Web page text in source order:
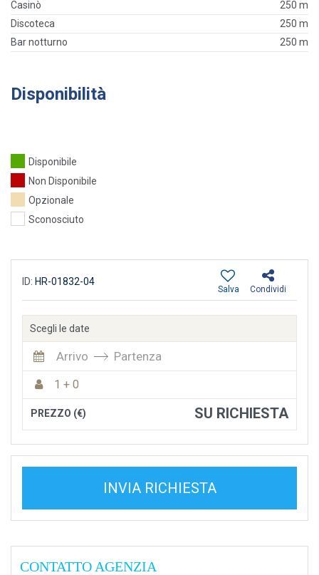
Casinò
250 m
Discoteca
250 m
Bar notturno
250 m
Disponibilità
Disponibile
Non Disponibile
Opzionale
Sconosciuto
ID: HR-01832-04
Condividi
Salva
Scegli le date
Arrivo Partenza
1 + 0
PREZZO (€) SU RICHIESTA
INVIA RICHIESTA
CONTATTO AGENZIA